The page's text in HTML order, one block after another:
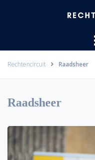
Rechtencircuit Raadsheer
Raadsheer